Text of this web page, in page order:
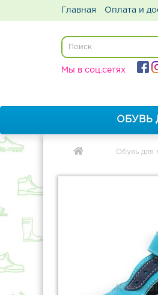
Главная Оплата и
Мы в соц.сетях
ОБУВЬ
Обувь для